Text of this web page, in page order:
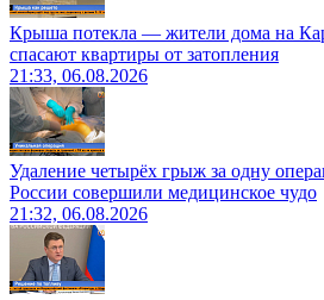
Крыша потекла — жители дома на
спасают квартиры от затопления
21:33, 06.08.2026
Удаление четырёх грыж за одну
России совершили медицинское чудо
21:32, 06.08.2026